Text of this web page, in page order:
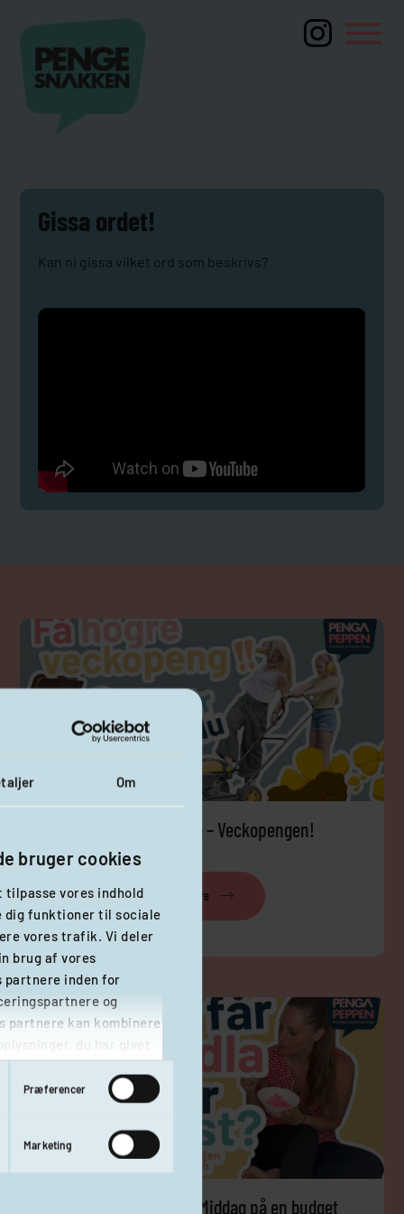
Om
bruger cookies
vores indhold
dig funktioner til sociale
vores trafik. Vi deler
brug af vores
partnere inden for
og
partnere kan kombinere
du har givet
fra din brug af
Præferencer
Marketing
Gissa ordet!
Kan ni gissa vilket ord som beskrivs?
Familjen Leetma – Veckopengen!
Læs mere
Familjen Fröhlich – Middag på en budget